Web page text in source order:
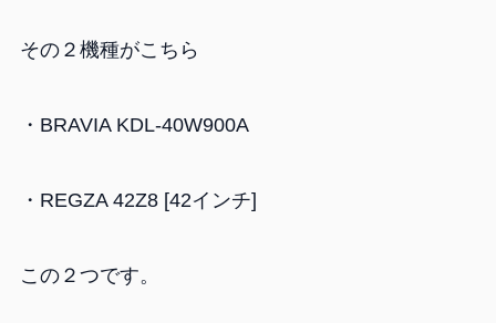
その２機種がこちら
・BRAVIA KDL-40W900A
・REGZA 42Z8 [42インチ]
この２つです。